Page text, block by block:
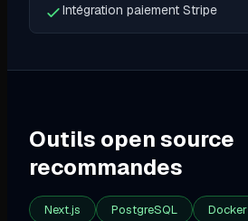
Intégration paiement Stripe
Outils open source
recommandes
Next.js PostgreSQL Docker